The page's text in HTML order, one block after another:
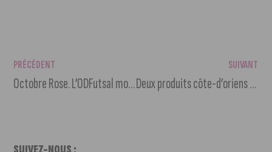
PRÉCÉDENT
Octobre Rose. L’ODFutsal mobilisée contre le cancer
SUIVANT
Deux produits côte-d’oriens exposés à l’Élysée